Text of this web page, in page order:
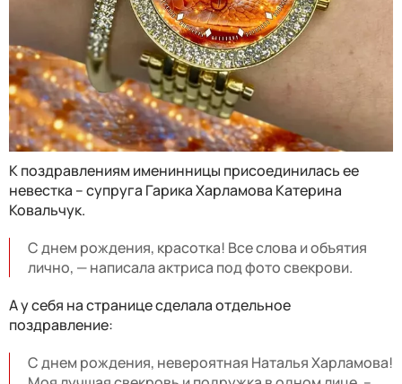
К поздравлениям именинницы присоединилась ее
невестка – супруга Гарика Харламова Катерина
Ковальчук.
С днем рождения, красотка! Все слова и объятия
лично, — написала актриса под фото свекрови.
А у себя на странице сделала отдельное
поздравление:
С днем рождения, невероятная Наталья Харламова!